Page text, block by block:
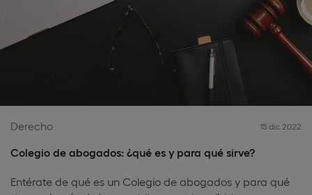
Derecho 15 dic 2022
Colegio de abogados: ¿qué es y para qué sirve?
Entérate de qué es un Colegio de abogados y para qué